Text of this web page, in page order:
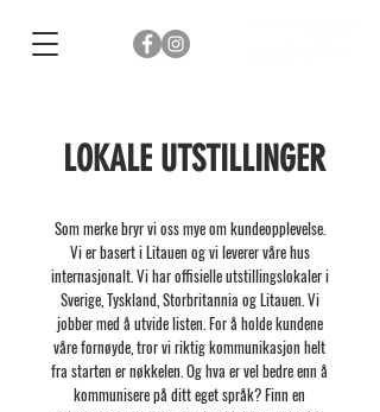
LOKALE UTSTILLINGER
Som merke bryr vi oss mye om kundeopplevelse.
Vi er basert i Litauen og vi leverer våre hus
internasjonalt. Vi har offisielle utstillingslokaler i
Sverige, Tyskland, Storbritannia og Litauen. Vi
jobber med å utvide listen. For å holde kundene
våre fornøyde, tror vi riktig kommunikasjon helt
fra starten er nøkkelen. Og hva er vel bedre enn å
kommunisere på ditt eget språk? Finn en